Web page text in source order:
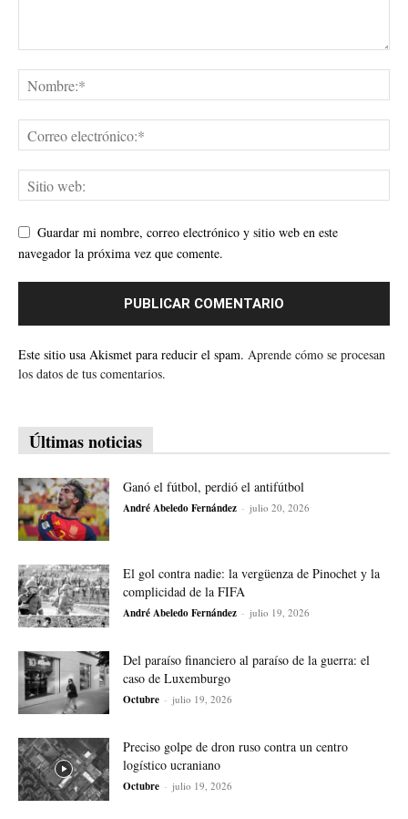
Guardar mi nombre, correo electrónico y sitio web en este
navegador la próxima vez que comente.
Este sitio usa Akismet para reducir el spam. Aprende cómo se procesan
los datos de tus comentarios.
Últimas noticias
Ganó el fútbol, perdió el antifútbol
André Abeledo Fernández - julio 20, 2026
El gol contra nadie: la vergüenza de Pinochet y la
complicidad de la FIFA
André Abeledo Fernández - julio 19, 2026
Del paraíso financiero al paraíso de la guerra: el
caso de Luxemburgo
Octubre - julio 19, 2026
Preciso golpe de dron ruso contra un centro
logístico ucraniano
Octubre - julio 19, 2026